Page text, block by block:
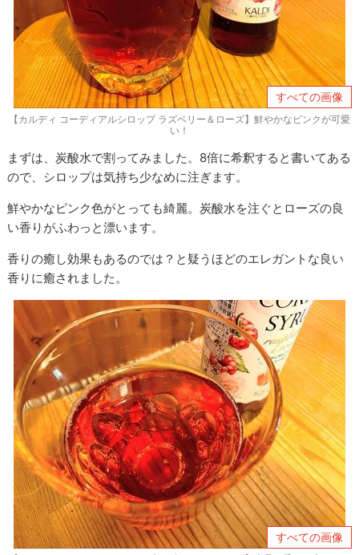
すべての画像
【カルディ コーディアルシロップ ラズベリー＆ローズ】鮮やかなピンクが可愛
い！
まずは、炭酸水で割ってみました。8倍に希釈すると書いてある
ので、シロップは気持ち少なめに注ぎます。
鮮やかなピンク色がとっても綺麗。炭酸水を注ぐとローズの良
い香りがふわっと漂います。
香りの癒し効果もあるのでは？と疑うほどのエレガントな良い
香りに癒されました。
すべての画像